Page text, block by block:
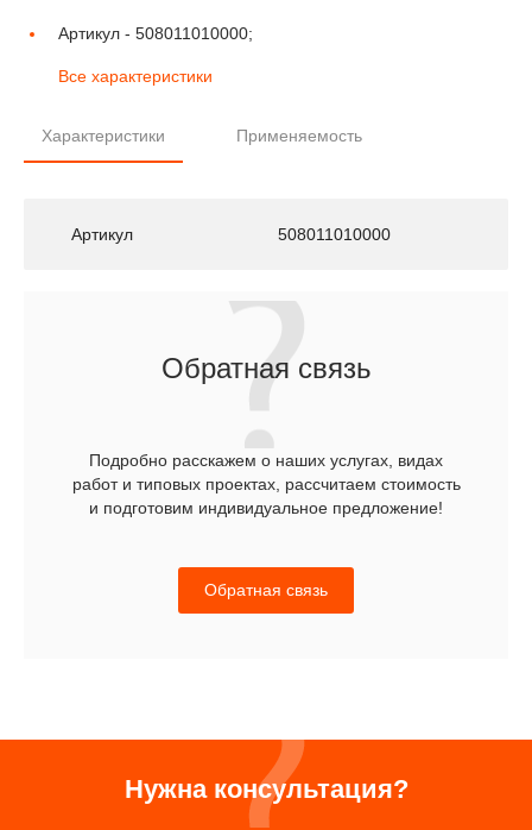
Артикул - 508011010000;
Все характеристики
Характеристики Применяемость
Артикул 508011010000
Обратная связь
Подробно расскажем о наших услугах, видах
работ и типовых проектах, рассчитаем стоимость
и подготовим индивидуальное предложение!
Обратная связь
Нужна консультация?